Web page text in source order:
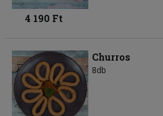
4 190 Ft
Churros
8db